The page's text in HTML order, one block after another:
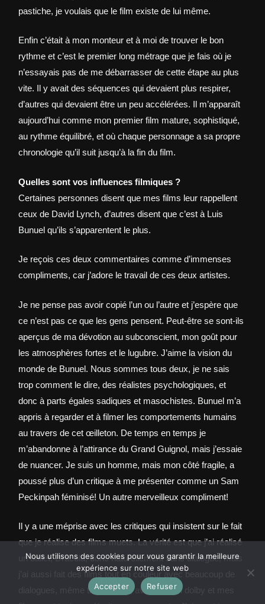
pastiche, je voulais que le film existe de lui même.
Enfin c’était à mon monteur et à moi de trouver le bon
rythme et c’est le premier long métrage que je fais où je
n’essayais pas de me débarrasser de cette étape au plus
vite. Il y avait des séquences qui devaient plus respirer,
d’autres qui devaient être un peu accélérées. Il m’apparaît
aujourd’hui comme mon premier film mature, sophistiqué,
au rythme équilibré, et où chaque personnage a sa propre
chronologie qu’il suit jusqu’à la fin du film.
Quelles sont vos influences filmiques ?
Certaines personnes disent que mes films leur rappellent
ceux de David Lynch, d’autres disent que c’est à Luis
Bunuel qu’ils s’apparentent le plus.
Je reçois ces deux commentaires comme d’immenses
compliments, car j’adore le travail de ces deux artistes.
Je ne pense pas avoir copié l’un ou l’autre et j’espère que
ce n’est pas ce que les gens pensent. Peut-être se sont-ils
aperçus de ma dévotion au subconscient, mon goût pour
les atmosphères fortes et le lugubre. J’aime la vision du
monde de Bunuel. Nous sommes tous deux, je ne sais
trop comment le dire, des réalistes psychologiques, et
donc à parts égales sadiques et masochistes. Bunuel m’a
appris à regarder et à filmer les comportements humains
au travers de cet œilleton. De temps en temps je
m’abandonne à l’attirance du Grand Guignol, mais j’essaie
de nuancer. Je suis un homme, mais mon côté fragile, a
poussé plus d’un critique à me présenter comme un Sam
Peckinpah féminisé! Un autre merveilleux compliment!
Il y a une méprise avec les critiques qui insistent sur le fait
que je réalise des films muets. La vérité est que j’ai réalisé
un ballet, Dracula, donc naturellement sans dialogue, mais
j’ai aussi fait des films tout en couleur avec beaucoup de
dialogues, même trop parfois, avec du son dolby et mes
Nous utilisons des cookies pour vous garantir la meilleure
expérience sur notre site web
Accepter
Refuser